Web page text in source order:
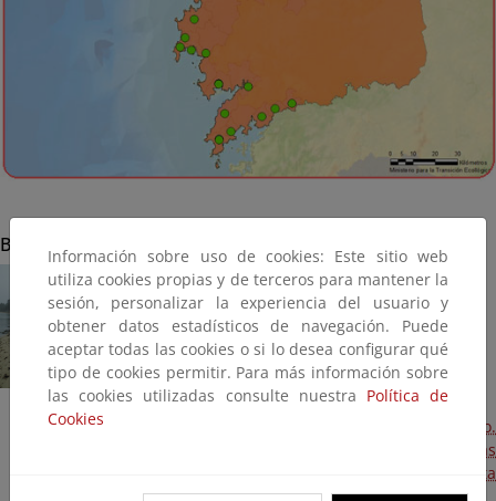
Boiro
Actuaciones de adaptación al cambio climático.
Estabilización de taludes y regeneración dunar en las
playas de Carragueiros y Ladeira (Plan PIMA Adapta
2015) (Terminada, 2016)
Información sobre uso de cookies: Este sitio web
utiliza cookies propias y de terceros para mantener la
sesión, personalizar la experiencia del usuario y
obtener datos estadísticos de navegación. Puede
aceptar todas las cookies o si lo desea configurar qué
tipo de cookies permitir. Para más información sobre
las cookies utilizadas consulte nuestra Política de
Cookies